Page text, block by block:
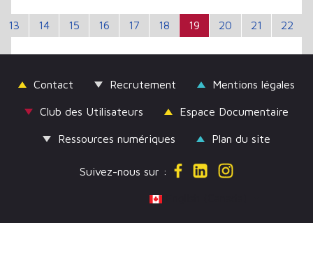
13 14 15 16 17 18 19 20 21 22
Contact Recrutement Mentions légales
Club des Utilisateurs Espace Documentaire
Ressources numériques Plan du site
Suivez-nous sur :